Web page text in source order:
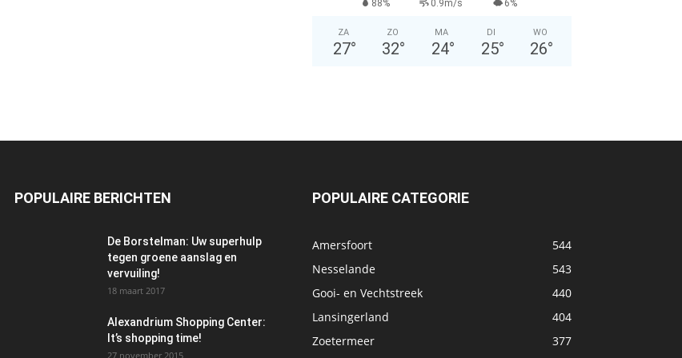
88% 0.9m/s 6%
ZA
27°
ZO
32°
MA
24°
DI
25°
WO
26°
POPULAIRE BERICHTEN
De Borstelman: Uw superhulp
tegen groene aanslag en
vervuiling!
18 maart 2017
Alexandrium Shopping Center:
It’s shopping time!
27 november 2015
POPULAIRE CATEGORIE
Amersfoort
544
Nesselande
543
Gooi- en Vechtstreek
440
Lansingerland
404
Zoetermeer
377